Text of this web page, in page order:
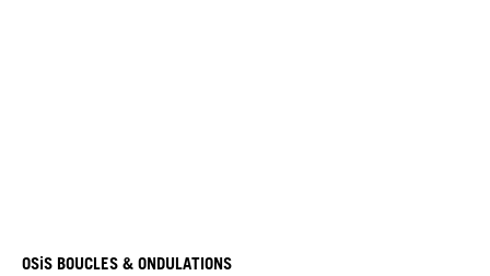
OSiS BOUCLES & ONDULATIONS